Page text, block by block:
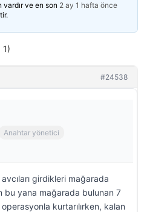
ve en son 2 ay 1 hafta önce
1)
#24538
Anahtar yönetici
girdikleri mağarada
bu yana mağarada bulunan 7
kurtarılırken, kalan